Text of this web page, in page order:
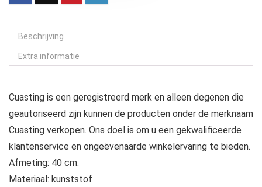
Beschrijving
Extra informatie
Cuasting is een geregistreerd merk en alleen degenen die
geautoriseerd zijn kunnen de producten onder de merknaam
Cuasting verkopen. Ons doel is om u een gekwalificeerde
klantenservice en ongeëvenaarde winkelervaring te bieden.
Afmeting: 40 cm.
Materiaal: kunststof